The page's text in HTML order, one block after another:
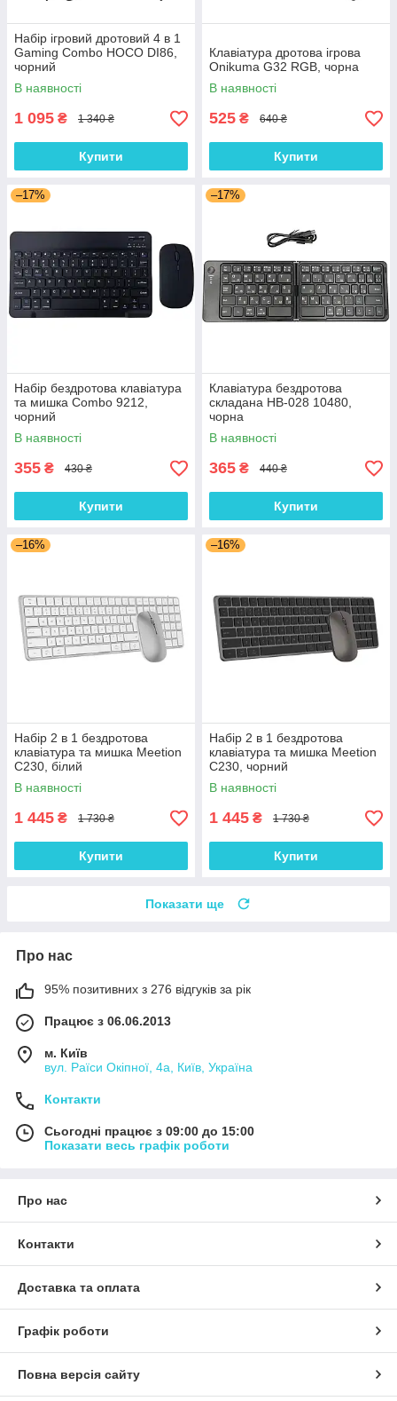
Набір ігровий дротовий 4 в 1
Gaming Combo HOCO DI86,
чорний
В наявності
1 095 ₴ 1 340 ₴
Купити
Клавіатура дротова ігрова
Onikuma G32 RGB, чорна
В наявності
525 ₴ 640 ₴
Купити
–17%
Набір бездротова клавіатура
та мишка Combo 9212,
чорний
В наявності
355 ₴ 430 ₴
Купити
–17%
Клавіатура бездротова
складана HB-028 10480,
чорна
В наявності
365 ₴ 440 ₴
Купити
–16%
Набір 2 в 1 бездротова
клавіатура та мишка Meetion
C230, білий
В наявності
1 445 ₴ 1 730 ₴
Купити
–16%
Набір 2 в 1 бездротова
клавіатура та мишка Meetion
C230, чорний
В наявності
1 445 ₴ 1 730 ₴
Купити
Показати ще
Про нас
95% позитивних з 276 відгуків за рік
Працює з 06.06.2013
м. Київ
вул. Раїси Окіпної, 4а, Київ, Україна
Контакти
Сьогодні працює з 09:00 до 15:00
Показати весь графік роботи
Про нас
Контакти
Доставка та оплата
Графік роботи
Повна версія сайту